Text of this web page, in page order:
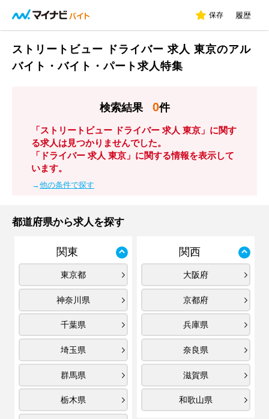
保存 履歴
ストリートビュー ドライバー 求人 東京のアル
バイト・バイト・パート求人特集
検索結果 0件
「ストリートビュー ドライバー 求人 東京」に関す
る求人は見つかりませんでした。
「ドライバー 求人 東京」に関する情報を表示して
います。
→他の条件で探す
都道府県から求人を探す
関東
東京都
神奈川県
千葉県
埼玉県
群馬県
栃木県
関西
大阪府
京都府
兵庫県
奈良県
滋賀県
和歌山県